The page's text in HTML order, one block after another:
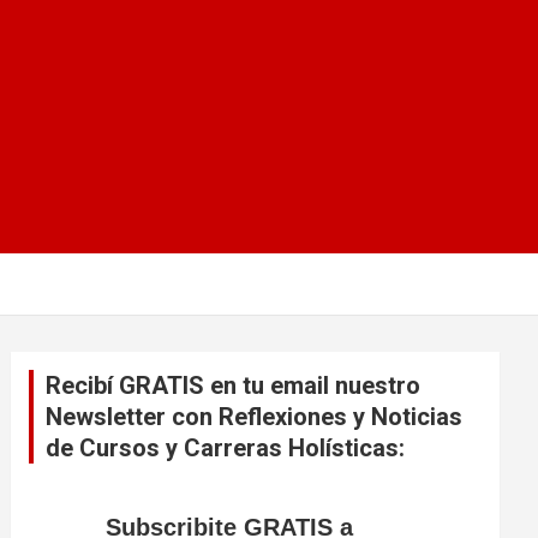
Recibí GRATIS en tu email nuestro
Newsletter con Reflexiones y Noticias
de Cursos y Carreras Holísticas:
Subscribite GRATIS a